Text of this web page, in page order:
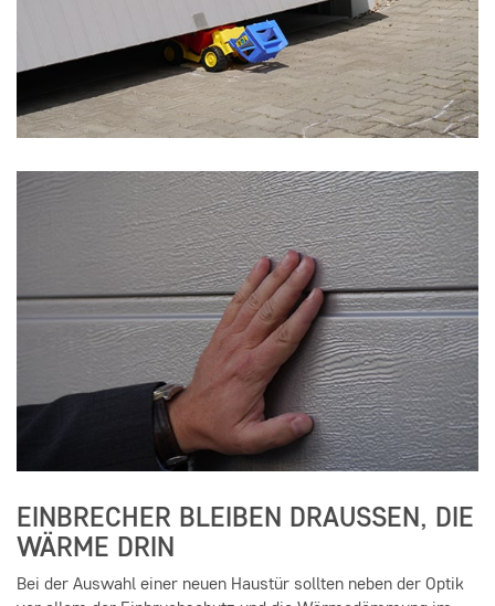
EINBRECHER BLEIBEN DRAUSSEN, DIE W
ÄRME DRIN
Bei der Auswahl einer neuen Haustür sollten neben der Optik